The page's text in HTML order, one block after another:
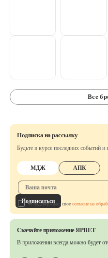
Все
Подписка на рассылку
Будьте в курсе последних событий и
МДЖ АПК
Подписаться
Я подтверждаю свое согласие на
Скачайте приложение ЯРВЕТ
В приложении всегда можно будет